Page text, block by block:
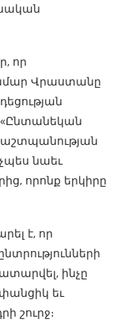
որ
Վրաստանը
«Ընտանեկան
նաեւ
որոնք երկիրը
է, որ
ինչը
եւ
շուրջ։